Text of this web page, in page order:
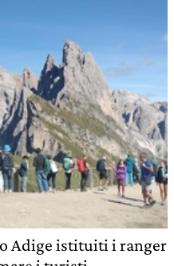
Adige istituiti i ranger